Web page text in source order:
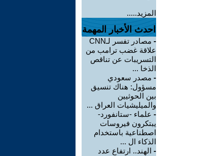
المزيد.....
احدث الأخبار المهمة
-
مصادر تفسر لـCNN
علاقة غضب ترامب من
التسريبات عن تناقص
الذخا ...
- مصدر سعودي
مسؤول: هناك تنسيق
بين الحوثيين
والميليشيات العراق ...
- علماء -ستانفورد-
يبتكرون فيروسات
اصطناعية باستخدام
الذكاء ال ...
- الهند.. ارتفاع عدد